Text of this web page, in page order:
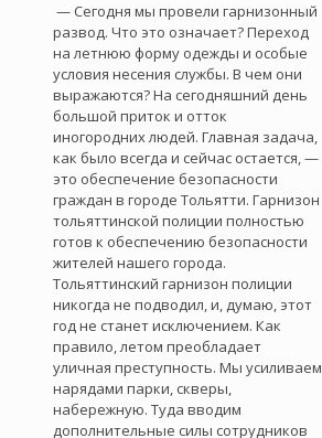
— Сегодня мы провели гарнизонный
развод. Что это означает? Переход
на летнюю форму одежды и особые
условия несения службы. В чем они
выражаются? На сегодняшний день
большой приток и отток
иногородних людей. Главная задача,
как было всегда и сейчас остается, —
это обеспечение безопасности
граждан в городе Тольятти. Гарнизон
тольяттинской полиции полностью
готов к обеспечению безопасности
жителей нашего города.
Тольяттинский гарнизон полиции
никогда не подводил, и, думаю, этот
год не станет исключением. Как
правило, летом преобладает
уличная преступность. Мы усиливаем
нарядами парки, скверы,
набережную. Туда вводим
дополнительные силы сотрудников